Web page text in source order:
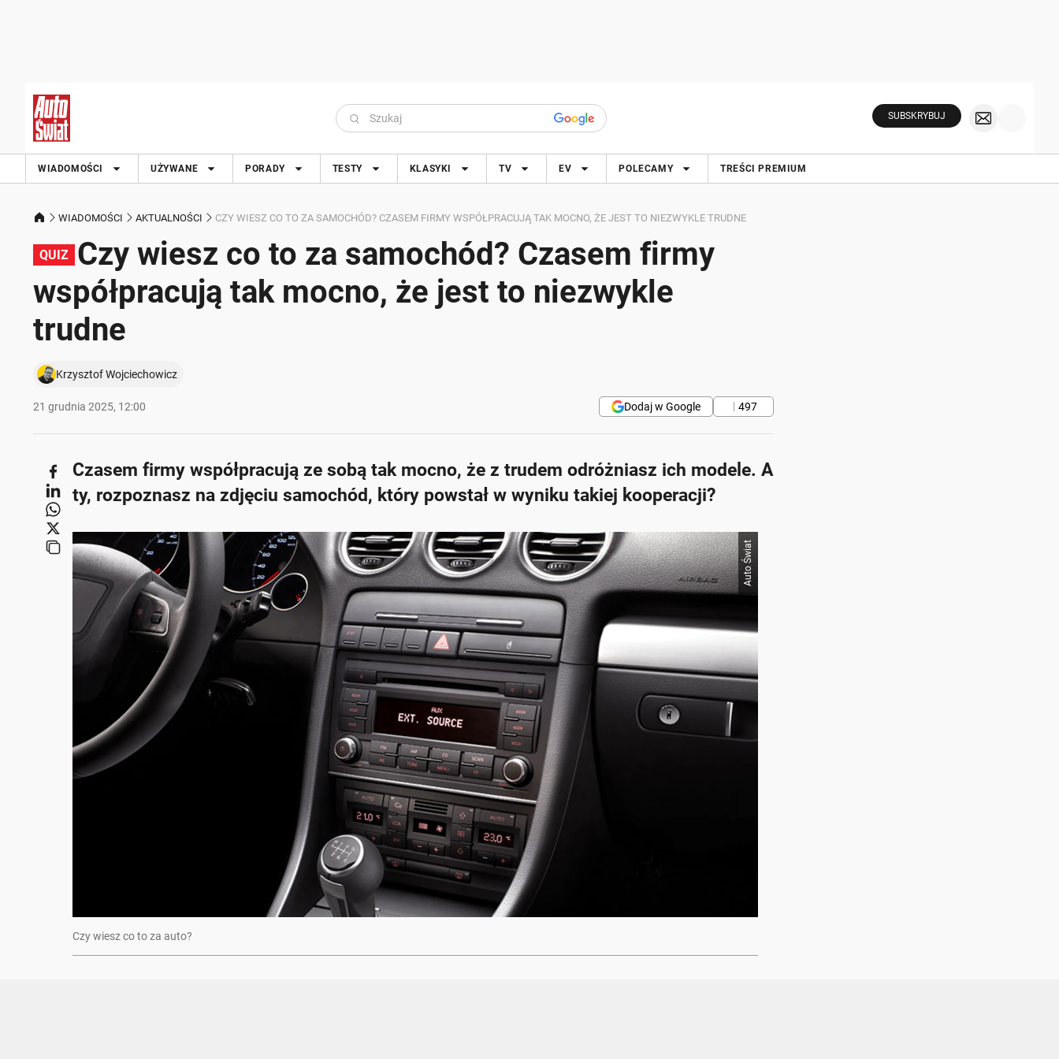
SUBSKRYBUJ
WIADOMOŚCI UŻYWANE PORADY TESTY KLASYKI TV EV POLECAMY TREŚCI PREMIUM
WIADOMOŚCI AKTUALNOŚCI CZY WIESZ CO TO ZA SAMOCHÓD? CZASEM FIRMY WSPÓŁPRACUJĄ TAK MOCNO, ŻE JEST TO NIEZWYKLE TRUDNE
QUIZ
Czy wiesz co to za samochód? Czasem firmy
współpracują tak mocno, że jest to niezwykle
trudne
Krzysztof Wojciechowicz
21 grudnia 2025, 12:00 497
Dodaj w Google
Czasem firmy współpracują ze sobą tak mocno, że z trudem odróżniasz ich modele. A
ty, rozpoznasz na zdjęciu samochód, który powstał w wyniku takiej kooperacji?
Auto Świat
Czy wiesz co to za auto?